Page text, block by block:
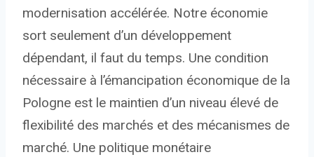
modernisation accélérée. Notre économie
sort seulement d’un développement
dépendant, il faut du temps. Une condition
nécessaire à l’émancipation économique de la
Pologne est le maintien d’un niveau élevé de
flexibilité des marchés et des mécanismes de
marché. Une politique monétaire